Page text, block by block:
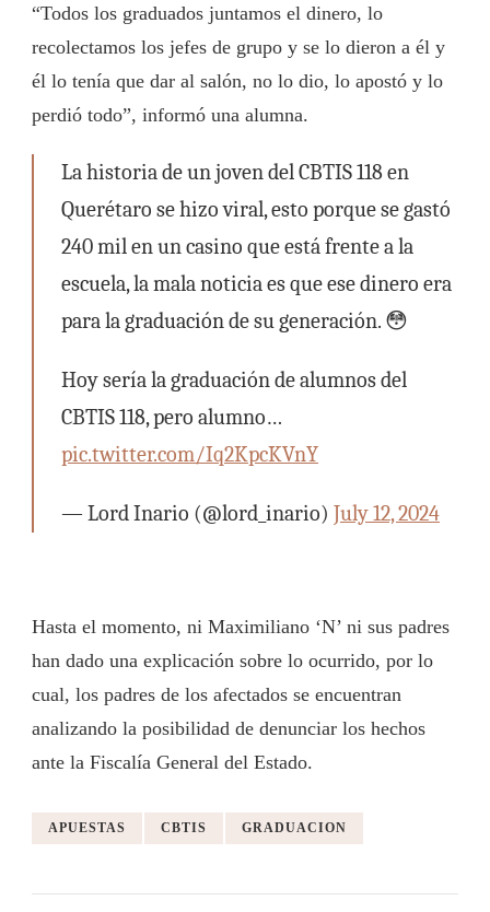
“Todos los graduados juntamos el dinero, lo
recolectamos los jefes de grupo y se lo dieron a él y
él lo tenía que dar al salón, no lo dio, lo apostó y lo
perdió todo”, informó una alumna.
La historia de un joven del CBTIS 118 en
Querétaro se hizo viral, esto porque se gastó
240 mil en un casino que está frente a la
escuela, la mala noticia es que ese dinero era
para la graduación de su generación. 😳
Hoy sería la graduación de alumnos del
CBTIS 118, pero alumno…
pic.twitter.com/Iq2KpcKVnY
— Lord Inario (@lord_inario) July 12, 2024
Hasta el momento, ni Maximiliano ‘N’ ni sus padres
han dado una explicación sobre lo ocurrido, por lo
cual, los padres de los afectados se encuentran
analizando la posibilidad de denunciar los hechos
ante la Fiscalía General del Estado.
APUESTAS CBTIS GRADUACION